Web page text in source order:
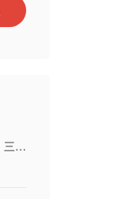
小微种植户低成本测土方案：三体宏科土壤快检设备，千元级投入不用花钱送第三方检测